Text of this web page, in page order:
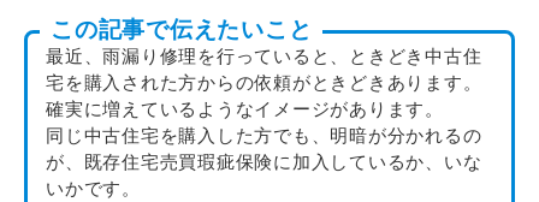
この記事で伝えたいこと
最近、雨漏り修理を行っていると、ときどき中古住
宅を購入された方からの依頼がときどきあります。
確実に増えているようなイメージがあります。
同じ中古住宅を購入した方でも、明暗が分かれるの
が、既存住宅売買瑕疵保険に加入しているか、いな
いかです。